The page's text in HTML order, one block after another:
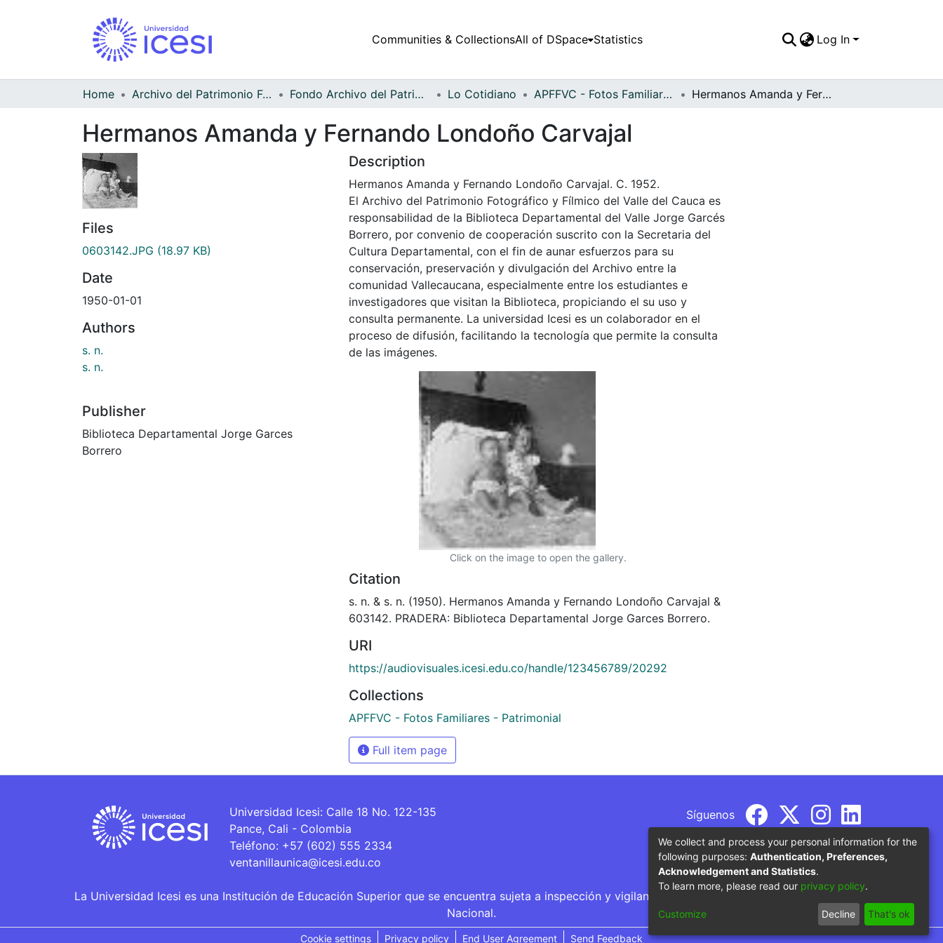
Communities & CollectionsAll of DSpace Statistics Log In
Home Archivo del Patrimonio Fotográfico y Fílmico del Valle del Cauca Fondo Archivo del Patrimonio Fotográfico y Fílmico del Valle del Cauca Lo Cotidiano APFFVC - Fotos Familiares - Patrimonial Hermanos Amanda y Fernando Londoño Carvajal
Hermanos Amanda y Fernando Londoño Carvajal
Files
0603142.JPG (18.97 KB)
Date
1950-01-01
Authors
s. n.
s. n.
Publisher
Biblioteca Departamental Jorge Garces
Borrero
Description
Hermanos Amanda y Fernando Londoño Carvajal. C. 1952.
El Archivo del Patrimonio Fotográfico y Fílmico del Valle del Cauca es
responsabilidad de la Biblioteca Departamental del Valle Jorge Garcés
Borrero, por convenio de cooperación suscrito con la Secretaria del
Cultura Departamental, con el fin de aunar esfuerzos para su
conservación, preservación y divulgación del Archivo entre la
comunidad Vallecaucana, especialmente entre los estudiantes e
investigadores que visitan la Biblioteca, propiciando el su uso y
consulta permanente. La universidad Icesi es un colaborador en el
proceso de difusión, facilitando la tecnología que permite la consulta
de las imágenes.
Click on the image to open the gallery.
Citation
s. n. & s. n. (1950). Hermanos Amanda y Fernando Londoño Carvajal &
603142. PRADERA: Biblioteca Departamental Jorge Garces Borrero.
URI
https://audiovisuales.icesi.edu.co/handle/123456789/20292
Collections
APFFVC - Fotos Familiares - Patrimonial
Full item page
Universidad Icesi: Calle 18 No. 122-135
Pance, Cali - Colombia
Teléfono: +57 (602) 555 2334
ventanillaunica@icesi.edu.co
Síguenos
La Universidad Icesi es una Institución de Educación Superior que se encuentra sujeta a inspección y vigilancia por parte del Ministerio de Educación
Nacional.
Cookie settings Privacy policy End User Agreement Send Feedback
We collect and process your personal information for the
following purposes: Authentication, Preferences,
Acknowledgement and Statistics.
To learn more, please read our privacy policy.
Customize Decline That's ok